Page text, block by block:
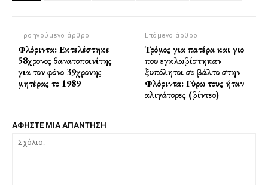
Προηγούμενο άρθρο
Φλόριντα: Εκτελέστηκε
58χρονος θανατοποινίτης
για τον φόνο 39χρονης
μητέρας το 1989
Επόμενο άρθρο
Τρόμος για πατέρα και γιο
που εγκλωβίστηκαν
ξυπόλητοι σε βάλτο στην
Φλόριντα: Γύρω τους ήταν
αλιγάτορες (βίντεο)
ΑΦΗΣΤΕ ΜΙΑ ΑΠΑΝΤΗΣΗ